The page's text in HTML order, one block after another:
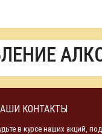
КОНТАКТЫ
в курсе наших акций,